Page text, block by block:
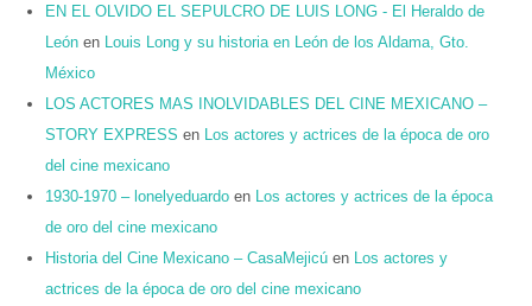
EN EL OLVIDO EL SEPULCRO DE LUIS LONG - El Heraldo de
León en
Louis Long y su historia en León de los Aldama, Gto.
México
LOS ACTORES MAS INOLVIDABLES DEL CINE MEXICANO –
STORY EXPRESS en
Los actores y actrices de la época de oro
del cine mexicano
1930-1970 – lonelyeduardo en
Los actores y actrices de la época
de oro del cine mexicano
Historia del Cine Mexicano – CasaMejicú en
Los actores y
actrices de la época de oro del cine mexicano